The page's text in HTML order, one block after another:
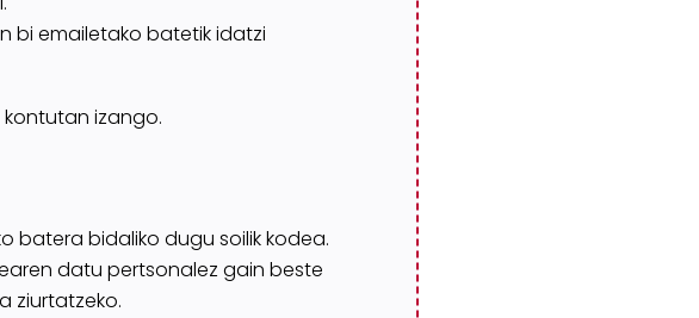
bi emailetako batetikidatzi
izango.
batera bidaliko dugu soilik kodea.
datu pertsonalez gain beste
ziurtatzeko.